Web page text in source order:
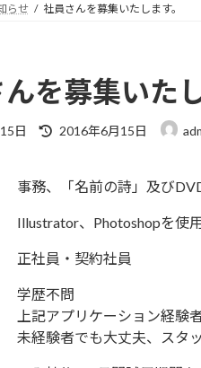
らせ 社員さんを募集いたします。
を募集いたし
日
最
新
時
:
2016年6月15日
事務、「名前の詩」及び
Illustrator、Photoshopを使
正社員・契約社員
学歴不問
上記アプリケーション経験
未経験者でも大丈夫、スタ